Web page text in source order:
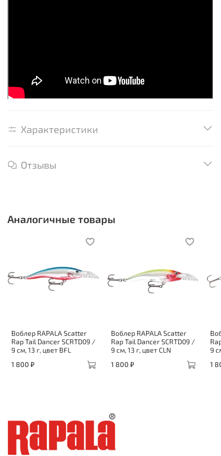
Характеристики
Отзывы
Аналогичные товары
Воблер RAPALA Scatter
Rap Tail Dancer SCRTD09 /
9 см, 13 г, цвет BFL
1 800 ₽
Воблер RAPALA Scatter
Rap Tail Dancer SCRTD09 /
9 см, 13 г, цвет CLN
1 800 ₽
9
1